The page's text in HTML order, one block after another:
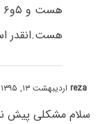
هست.انقدر
rezaاردیبهشت ۱۳, ۱۳۹۵ at ۵:۵۷ ب٫ظ
سلام مشکلی پیش